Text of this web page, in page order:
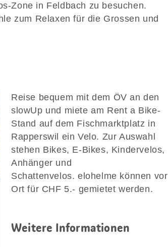
Zone in Feldbach zu besuchen.
zum Relaxen für die Grossen und
Reise bequem mit dem ÖV an den
slowUp und miete am Rent a Bike-
Stand auf dem Fischmarktplatz in
Rapperswil ein Velo. Zur Auswahl
stehen Bikes, E-Bikes, Kindervelos,
Anhänger und
Schattenvelos. elohelme können vor
Ort für CHF 5.- gemietet werden.
Weitere Informationen